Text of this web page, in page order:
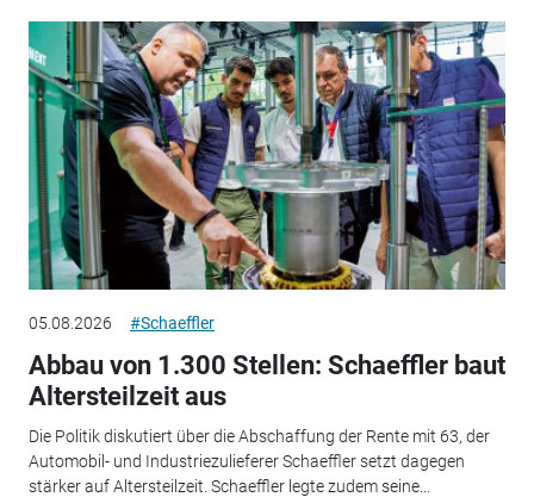
05.08.2026 #Schaeffler
Abbau von 1.300 Stellen: Schaeffler baut
Altersteilzeit aus
Die Politik diskutiert über die Abschaffung der Rente mit 63, der
Automobil- und Industriezulieferer Schaeffler setzt dagegen
stärker auf Altersteilzeit. Schaeffler legte zudem seine...